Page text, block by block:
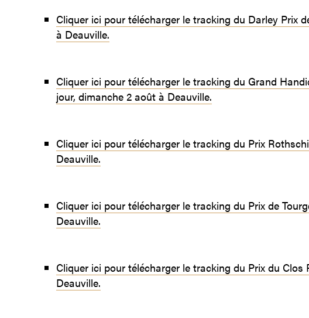
Cliquer ici pour télécharger le tracking du Darley Prix
à Deauville.
Cliquer ici pour télécharger le tracking du Grand
jour, dimanche 2 août à Deauville.
Cliquer ici pour télécharger le tracking du Prix
Deauville.
Cliquer ici pour télécharger le tracking du Prix de
Deauville.
Cliquer ici pour télécharger le tracking du Prix du
Deauville.